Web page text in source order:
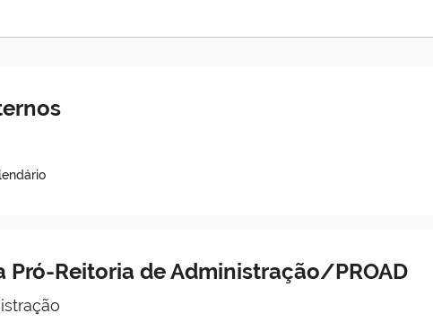
Pró-Reitoria de Administração/PROAD